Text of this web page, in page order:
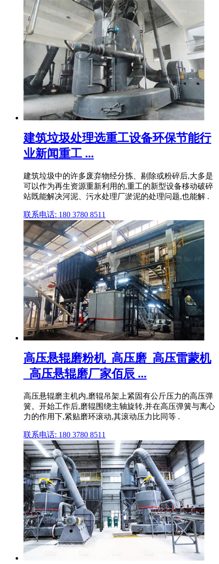
建筑垃圾处理选重工设备环保节能行
业新闻重工 ...
建筑垃圾中的许多废弃物经分拣、剔除或粉碎后,大多是
可以作为再生资源重新利用的,重工的新型设备移动破碎
站既能解决河泥、污水处理厂淤泥的处理问题,也能解 .
联系电话: 180 3780 8511
高压悬辊磨粉机_高压磨_高压雷蒙机
_高压悬辊磨厂家佰辰 ...
高压悬辊磨主机内,磨辊吊架上紧固有公斤压力的高压弹
簧。开始工作后,磨辊围绕主轴旋转,并在高压弹簧与离心
力的作用下,紧贴磨环滚动,其滚动压力比同等 .
联系电话: 180 3780 8511